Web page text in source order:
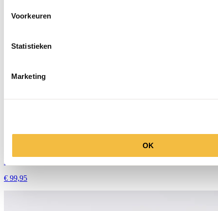
Voorkeuren
Statistieken
Marketing
OK
Pantalon Jake-M20
€ 99,95